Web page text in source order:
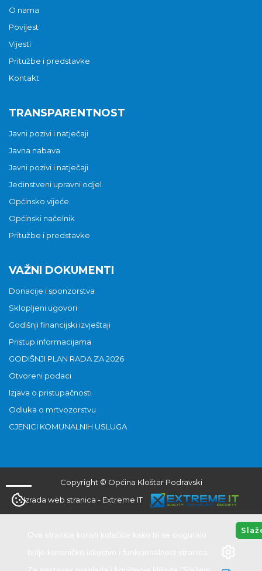
O nama
Povijest
Vijesti
Pritužbe i predstavke
Kontakt
TRANSPARENTNOST
Javni pozivi i natječaji
Javna nabava
Javni pozivi i natječaji
Jedinstveni upravni odjel
Općinsko vijeće
Općinski načelnik
Pritužbe i predstavke
VAŽNI DOKUMENTI
Donacije i sponzorstva
Sklopljeni ugovori
Godišnji financijski izvještaji
Pristup informacijama
GODIŠNJI PLAN RADA ZA 2026
Otvoreni podaci
Izjava o pristupačnosti
Odluka o mrtvozorstvu
CJENICI KOMUNALNIH USLUGA
Copyright © Općina Kloštar Podravski
Izrada web stranica - Extreme IT